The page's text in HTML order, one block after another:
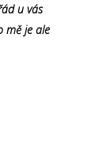
u vás
mě je ale